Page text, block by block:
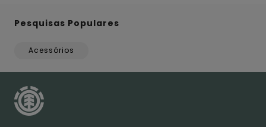
Pesquisas Populares
Acessórios